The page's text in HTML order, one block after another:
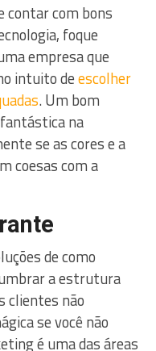
contar com bons
foque
empresa que
intuito deescolher
. Um bom
na
se as cores e a
coesas com a
de como
a estrutura
clientes não
se você não
é uma das áreas